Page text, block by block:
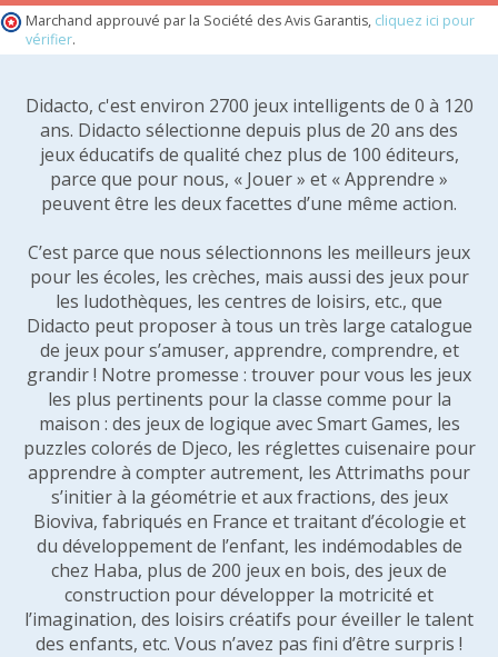
Marchand approuvé par la Société des Avis Garantis, cliquez ici pour
vérifier.
Didacto, c'est environ 2700 jeux intelligents de 0 à 120
ans. Didacto sélectionne depuis plus de 20 ans des
jeux éducatifs de qualité chez plus de 100 éditeurs,
parce que pour nous, « Jouer » et « Apprendre »
peuvent être les deux facettes d’une même action.
C’est parce que nous sélectionnons les meilleurs jeux
pour les écoles, les crèches, mais aussi des jeux pour
les ludothèques, les centres de loisirs, etc., que
Didacto peut proposer à tous un très large catalogue
de jeux pour s’amuser, apprendre, comprendre, et
grandir ! Notre promesse : trouver pour vous les jeux
les plus pertinents pour la classe comme pour la
maison : des jeux de logique avec Smart Games, les
puzzles colorés de Djeco, les réglettes cuisenaire pour
apprendre à compter autrement, les Attrimaths pour
s’initier à la géométrie et aux fractions, des jeux
Bioviva, fabriqués en France et traitant d’écologie et
du développement de l’enfant, les indémodables de
chez Haba, plus de 200 jeux en bois, des jeux de
construction pour développer la motricité et
l’imagination, des loisirs créatifs pour éveiller le talent
des enfants, etc. Vous n’avez pas fini d’être surpris !